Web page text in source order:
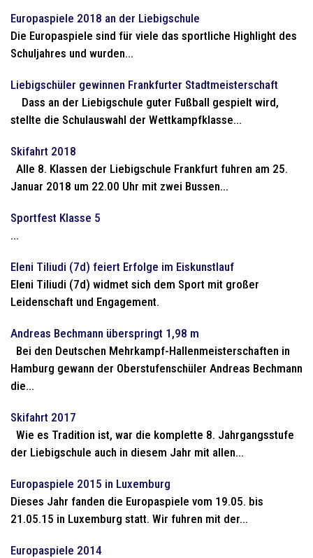
Europaspiele 2018 an der Liebigschule
Die Europaspiele sind für viele das sportliche Highlight des
Schuljahres und wurden...
Liebigschüler gewinnen Frankfurter Stadtmeisterschaft
Dass an der Liebigschule guter Fußball gespielt wird,
stellte die Schulauswahl der Wettkampfklasse...
Skifahrt 2018
Alle 8. Klassen der Liebigschule Frankfurt fuhren am 25.
Januar 2018 um 22.00 Uhr mit zwei Bussen...
Sportfest Klasse 5
...
Eleni Tiliudi (7d) feiert Erfolge im Eiskunstlauf
Eleni Tiliudi (7d) widmet sich dem Sport mit großer
Leidenschaft und Engagement.
Andreas Bechmann überspringt 1,98 m
Bei den Deutschen Mehrkampf-Hallenmeisterschaften in
Hamburg gewann der Oberstufenschüler Andreas Bechmann
die...
Skifahrt 2017
Wie es Tradition ist, war die komplette 8. Jahrgangsstufe
der Liebigschule auch in diesem Jahr mit allen...
Europaspiele 2015 in Luxemburg
Dieses Jahr fanden die Europaspiele vom 19.05. bis
21.05.15 in Luxemburg statt. Wir fuhren mit der...
Europaspiele 2014